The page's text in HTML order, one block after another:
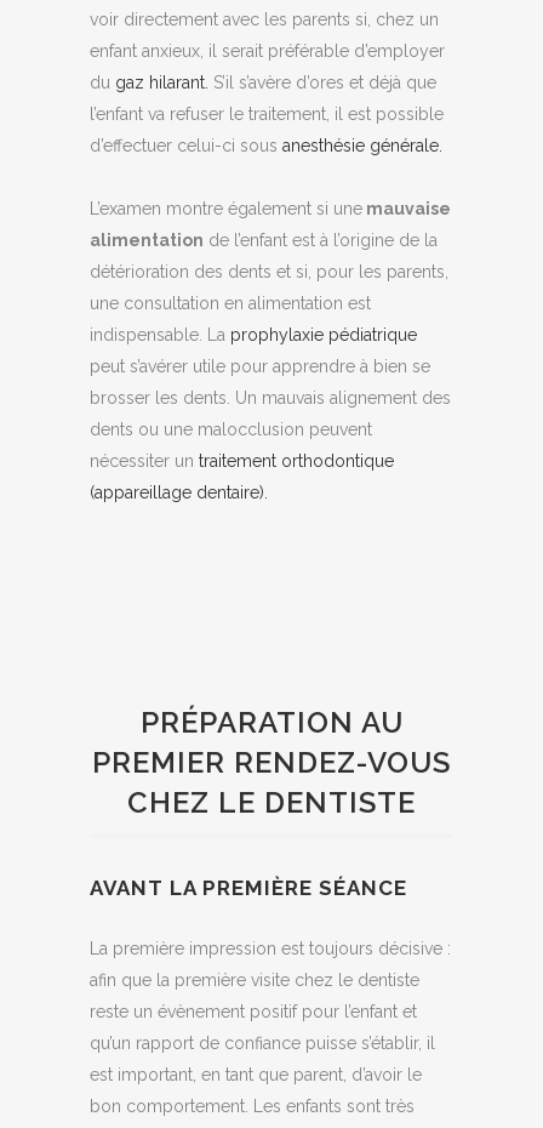
voir directement avec les parents si, chez un
enfant anxieux, il serait préférable d’employer
du gaz hilarant. S’il s’avère d’ores et déjà que
l’enfant va refuser le traitement, il est possible
d’effectuer celui-ci sous anesthésie générale.
L’examen montre également si une mauvaise
alimentation de l’enfant est à l’origine de la
détérioration des dents et si, pour les parents,
une consultation en alimentation est
indispensable. La prophylaxie pédiatrique
peut s’avérer utile pour apprendre à bien se
brosser les dents. Un mauvais alignement des
dents ou une malocclusion peuvent
nécessiter un traitement orthodontique
(appareillage dentaire).
PRÉPARATION AU
PREMIER RENDEZ-VOUS
CHEZ LE DENTISTE
AVANT LA PREMIÈRE SÉANCE
La première impression est toujours décisive :
afin que la première visite chez le dentiste
reste un évènement positif pour l’enfant et
qu’un rapport de confiance puisse s’établir, il
est important, en tant que parent, d’avoir le
bon comportement. Les enfants sont très